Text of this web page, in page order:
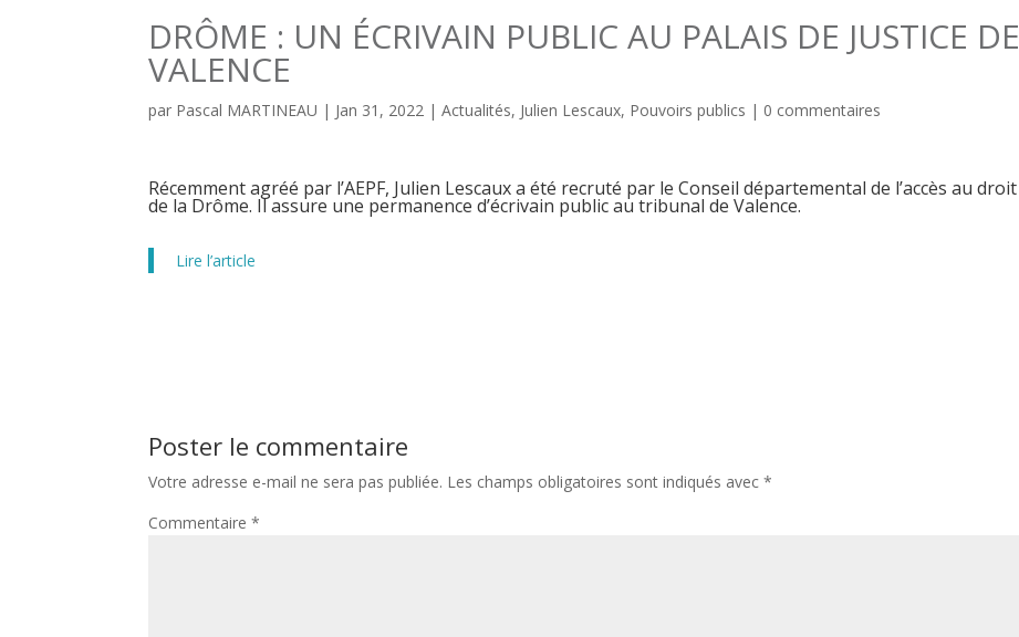
DRÔME : UN ÉCRIVAIN PUBLIC AU PALAIS DE JUSTICE DE
VALENCE
par Pascal MARTINEAU | Jan 31, 2022 |Actualités, Julien Lescaux, Pouvoirs publics | 0 commentaires
Récemment agréé par l’AEPF, Julien Lescauxa été recruté par le Conseil départemental de l’accès au droit
de la Drôme. Il assure une permanence d’écrivain public au tribunal de Valence.
Lire l’article
Poster le commentaire
Votre adresse e-mail ne sera pas publiée. Les champs obligatoires sont indiqués avec*
Commentaire*